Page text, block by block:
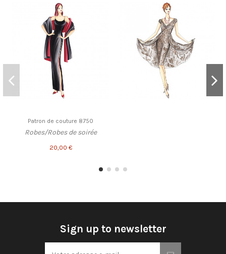
Patron de couture 8750
Robes/Robes de soirée
20,00 €
Sign up to newsletter